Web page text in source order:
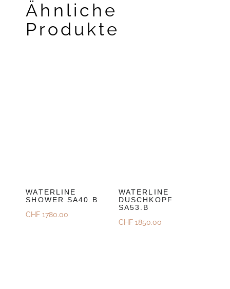
Ähnliche
Produkte
WATERLINE
SHOWER SA40.B
CHF 1780.00
WATERLINE
DUSCHKOPF
SA53.B
CHF1850.00